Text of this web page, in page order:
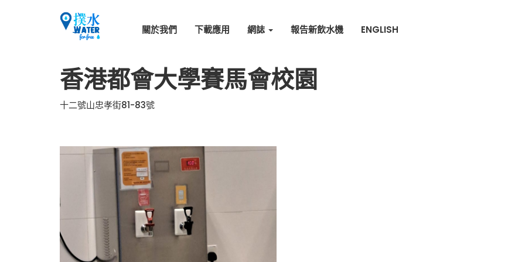
關於我們 下載應用 網誌 報告新飲水機 ENGLISH
香港都會大學賽馬會校園
十二號山忠孝街81-83號